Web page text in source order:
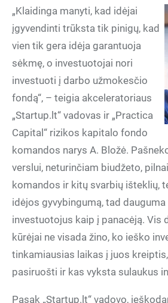
„Klaidinga manyti, kad idėjai
įgyvendinti trūksta tik pinigų, kad
vien tik gera idėja garantuoja
sėkmę, o investuotojai nori
investuoti į darbo užmokesčio
fondą“, – teigia akceleratoriaus
„Startup.lt“ vadovas ir „Practica
Capital“ rizikos kapitalo fondo
komandos narys A. Bložė.
verslui, neturinčiam biudžeto,
komandos ir kitų svarbių išteklių,
idėjos gyvybingumą, tad
investuotojus kaip į panacėją. Vis
kūrėjai ne visada žino, ko ieško
tinkamiausias laikas į juos
pasiruošti ir kas vyksta sulaukus
Pasak „Startup.lt“ vadovo,